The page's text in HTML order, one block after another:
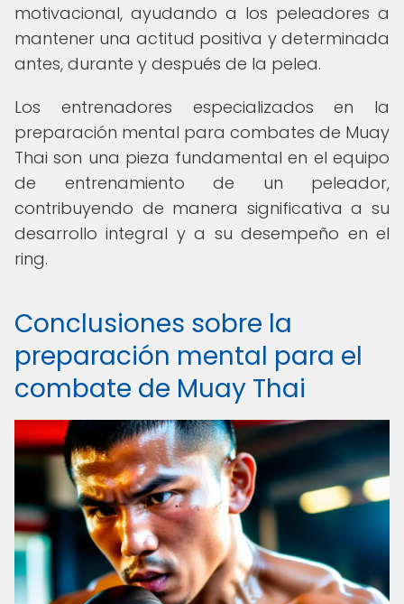
motivacional, ayudando a los peleadores a
mantener una actitud positiva y determinada
antes, durante y después de la pelea.
Los entrenadores especializados en la
preparación mental para combates de Muay
Thai son una pieza fundamental en el equipo
de entrenamiento de un peleador,
contribuyendo de manera significativa a su
desarrollo integral y a su desempeño en el
ring.
Conclusiones sobre la
preparación mental para el
combate de Muay Thai